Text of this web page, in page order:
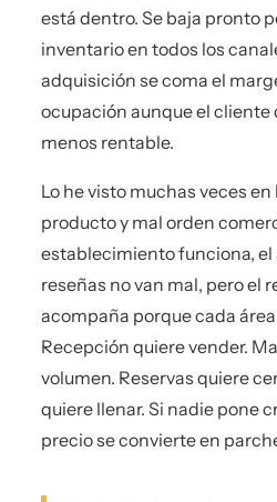
está dentro. Se baja pronto
inventario en todos los
adquisición se coma el
ocupación aunque el cliente
menos rentable.
Lo he visto muchas veces
producto y mal orden
establecimiento funciona, el
reseñas no van mal, pero el
acompaña porque cada
Recepción quiere vender.
volumen. Reservas quiere
quiere llenar. Si nadie pone
precio se convierte en